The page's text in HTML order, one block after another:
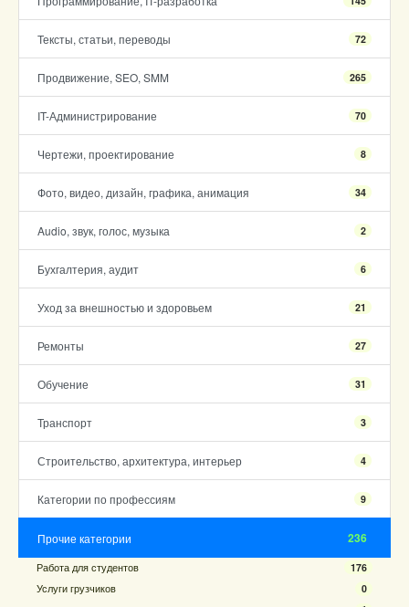
Тексты, статьи, переводы 72
Продвижение, SEO, SMM 265
IT-Администрирование 70
Чертежи, проектирование 8
Фото, видео, дизайн, графика, анимация 34
Audio, звук, голос, музыка 2
Бухгалтерия, аудит 6
Уход за внешностью и здоровьем 21
Ремонты 27
Обучение 31
Транспорт 3
Строительство, архитектура, интерьер 4
Категории по профессиям 9
Прочие категории 236
Работа для студентов 176
Услуги грузчиков 0